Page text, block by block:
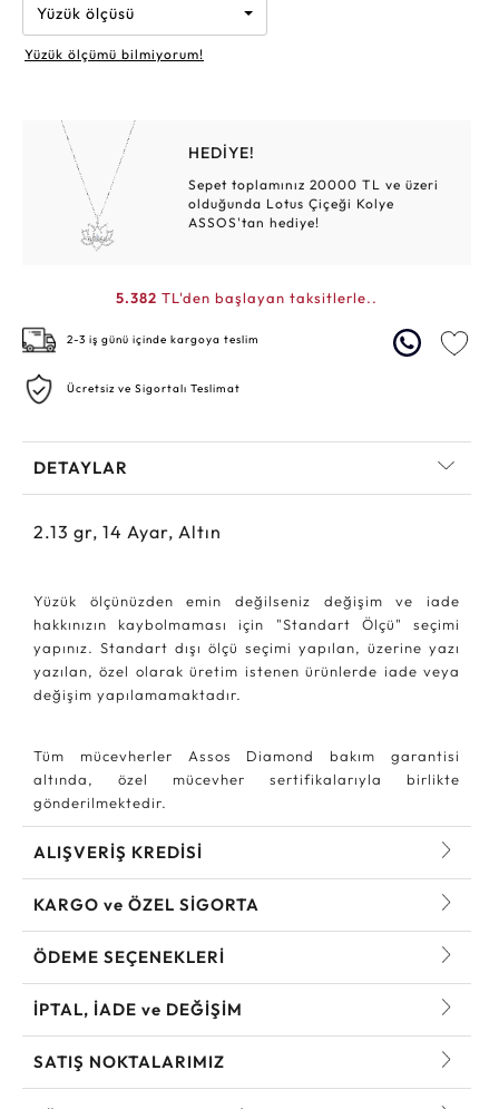
Yüzük ölçüsü
Yüzük ölçümü bilmiyorum!
HEDİYE!
Sepet toplamınız 20000 TL ve üzeri
olduğunda Lotus Çiçeği Kolye
ASSOS'tan hediye!
5.382 TL'den başlayan taksitlerle..
2-3 iş günü içinde kargoya teslim
Ücretsiz ve Sigortalı Teslimat
DETAYLAR
2.13 gr, 14 Ayar, Altın
Yüzük ölçünüzden emin değilseniz değişim ve iade
hakkınızın kaybolmaması için "Standart Ölçü" seçimi
yapınız. Standart dışı ölçü seçimi yapılan, üzerine yazı
yazılan, özel olarak üretim istenen ürünlerde iade veya
değişim yapılamamaktadır.
Tüm mücevherler Assos Diamond bakım garantisi
altında, özel mücevher sertifikalarıyla birlikte
gönderilmektedir.
ALIŞVERİŞ KREDİSİ
KARGO ve ÖZEL SİGORTA
ÖDEME SEÇENEKLERİ
İPTAL, İADE ve DEĞİŞİM
SATIŞ NOKTALARIMIZ